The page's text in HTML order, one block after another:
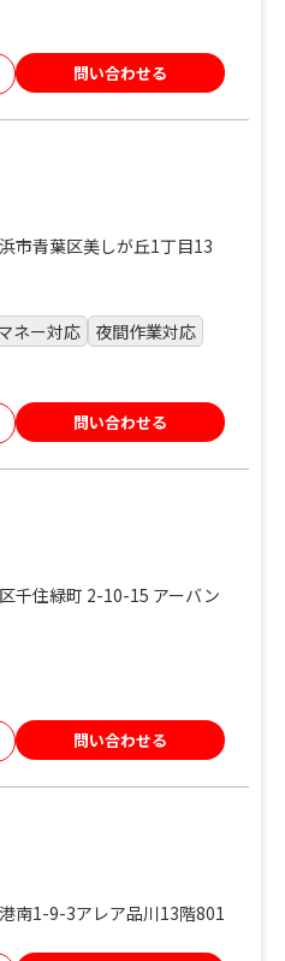
問い合わせる
市青葉区美しが丘1丁目13
ネー対応
夜間作業対応
問い合わせる
千住緑町 2-10-15 アーバン
問い合わせる
南1-9-3アレア品川13階801